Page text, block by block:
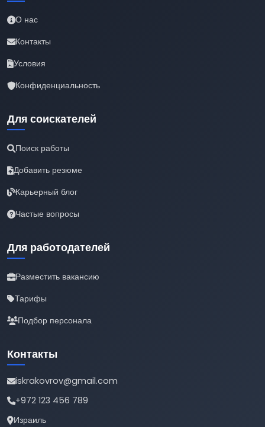
О нас
Контакты
Условия
Конфиденциальность
Для соискателей
Поиск работы
Добавить резюме
Карьерный блог
Частые вопросы
Для работодателей
Разместить вакансию
Тарифы
Подбор персонала
Контакты
iskrakovrov@gmail.com
+972 123 456 789
Израиль